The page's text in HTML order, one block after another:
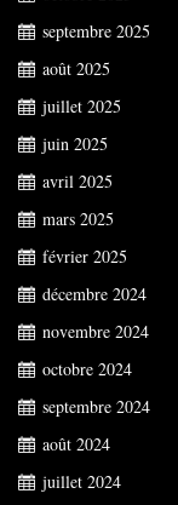
septembre 2025
août 2025
juillet 2025
juin 2025
avril 2025
mars 2025
février 2025
décembre 2024
novembre 2024
octobre 2024
septembre 2024
août 2024
juillet 2024